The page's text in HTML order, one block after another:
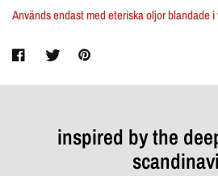
Används endast med eteriska oljor blandade
inspired by the